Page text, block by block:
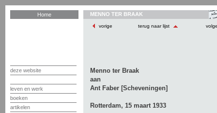
Home
deze website
leven en werk
boeken
artikelen
MENNO TER BRAAK
vorige terug naar lijst
Menno ter Braak
aan
Ant Faber [Scheveningen]
Rotterdam, 15 maart 1933